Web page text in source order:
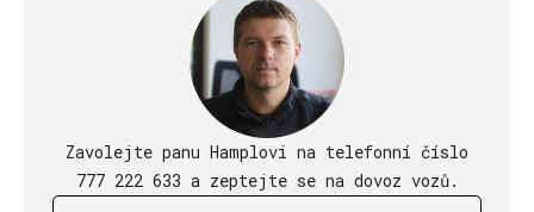
Zavolejte panu Hamplovi na telefonní číslo
777 222 633 a zeptejte se na dovoz vozů.